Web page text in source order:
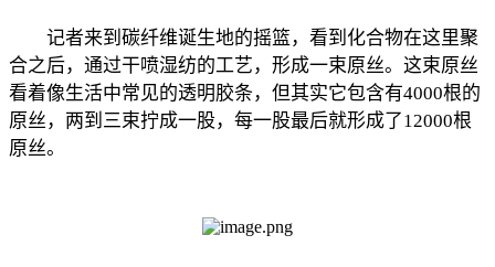
记者来到碳纤维诞生地的摇篮，看到化合物在这里聚
合之后，通过干喷湿纺的工艺，形成一束原丝。这束原丝
看着像生活中常见的透明胶条，但其实它包含有4000根的
原丝，两到三束拧成一股，每一股最后就形成了12000根
原丝。